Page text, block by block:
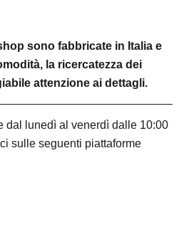
sono fabbricate in Italia e
la ricercatezza dei
attenzione ai dettagli.
dal lunedì al venerdì dalle 10:00
sulle seguenti piattaforme